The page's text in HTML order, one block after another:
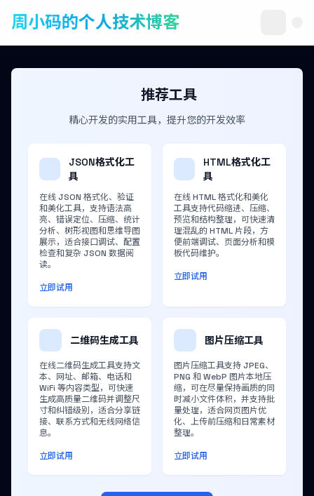
周小码的个人技术博客
推荐工具
精心开发的实用工具，提升您的开发效率
JSON格式化工
具
在线 JSON 格式化、验证
和美化工具，支持语法高
亮、错误定位、压缩、统计
分析、树形视图和思维导图
展示，适合接口调试、配置
检查和复杂 JSON 数据阅
读。
立即试用
HTML格式化工
具
在线 HTML 格式化和美化
工具支持代码缩进、压缩、
预览和结构整理，可快速清
理混乱的 HTML 片段，方
便前端调试、页面分析和模
板代码维护。
立即试用
二维码生成工具
在线二维码生成工具支持文
本、网址、邮箱、电话和
WiFi 等内容类型，可快速
生成高质量二维码并调整尺
寸和纠错级别，适合分享链
接、联系方式和无线网络信
息。
立即试用
图片压缩工具
图片压缩工具支持 JPEG、
PNG 和 WebP 图片本地压
缩，可在尽量保持画质的同
时减小文件体积，并支持批
量处理，适合网页图片优
化、上传前压缩和日常素材
整理。
立即试用